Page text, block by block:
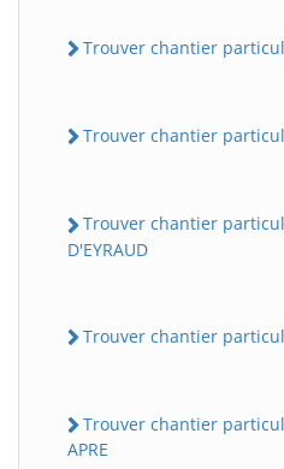
Trouver chantier
Trouver chantier
Trouver chantier
D'EYRAUD
Trouver chantier
Trouver chantier
APRE